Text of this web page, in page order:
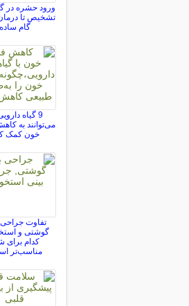
ورود حشره در
تشخیص تا
گام ساده
9 گیاه
می‌توانند به
خون کمک
تفاوت جراحی
گوشتی و
کدام برای
مناسب‌تر